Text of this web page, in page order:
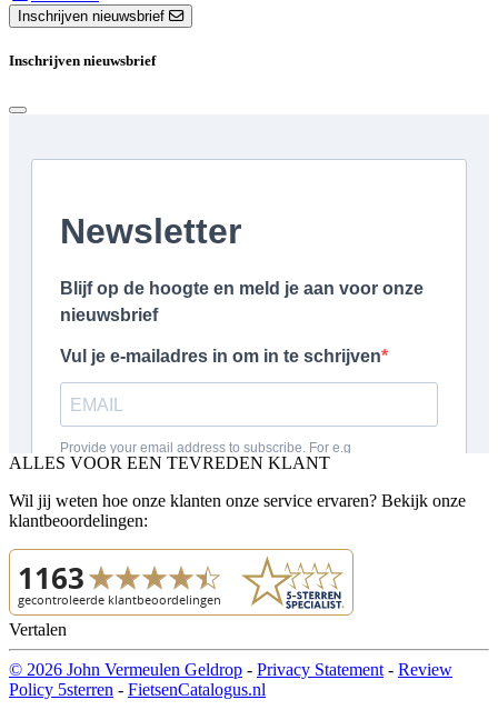
Inschrijven nieuwsbrief
Inschrijven nieuwsbrief
ALLES VOOR EEN TEVREDEN KLANT
Wil jij weten hoe onze klanten onze service ervaren? Bekijk onze
klantbeoordelingen:
Vertalen
© 2026 John Vermeulen Geldrop - Privacy Statement - Review
Policy 5sterren - FietsenCatalogus.nl